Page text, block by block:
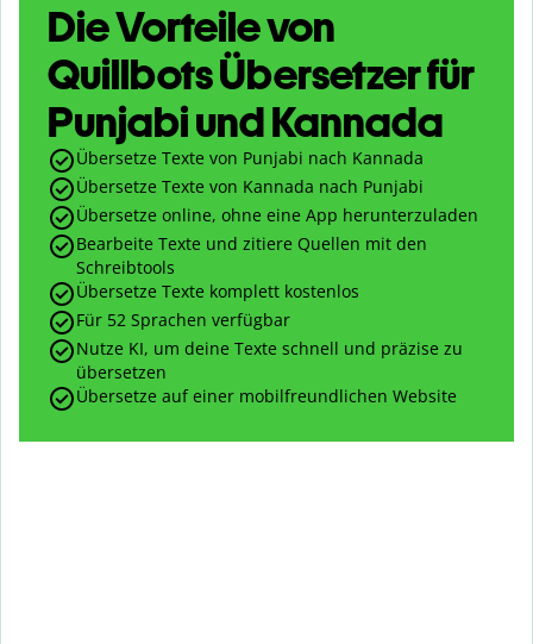
Die Vorteile von
Quillbots Übersetzer für
Punjabi und Kannada
Übersetze Texte von Punjabi nach Kannada
Übersetze Texte von Kannada nach Punjabi
Übersetze online, ohne eine App herunterzuladen
Bearbeite Texte und zitiere Quellen mit den
Schreibtools
Übersetze Texte komplett kostenlos
Für 52 Sprachen verfügbar
Nutze KI, um deine Texte schnell und präzise zu
übersetzen
Übersetze auf einer mobilfreundlichen Website